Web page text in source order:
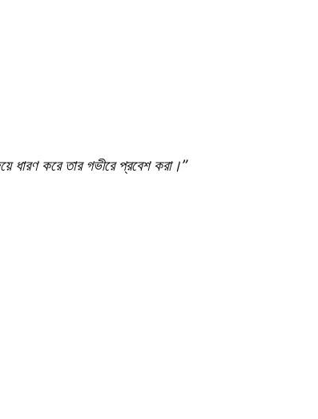
ধারণ করে তার গভীরে প্রবেশ করা।”